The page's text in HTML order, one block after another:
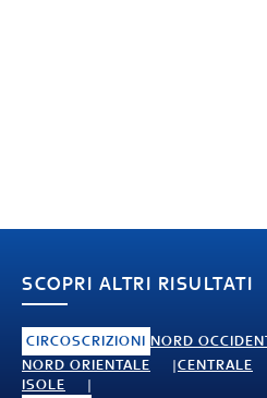
SCOPRI ALTRI RISULTATI
CIRCOSCRIZIONI NORD
NORD ORIENTALE
CENTRALE
ISOLE